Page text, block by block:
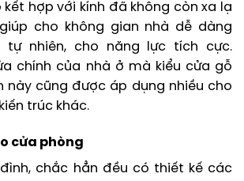
kết hợp với kính đã không còn xa lạ
cho không gian nhà dễ dàng
tự nhiên, cho năng lực tích cực.
chính của nhà ở mà kiểu cửa gỗ
này cũng được áp dụng nhiều cho
trúc khác.
cửa phòng
chắc hẳn đều có thiết kế các